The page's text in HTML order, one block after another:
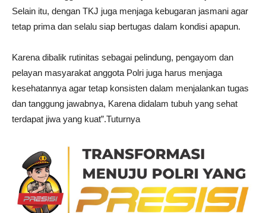
Selain itu, dengan TKJ juga menjaga kebugaran jasmani agar
tetap prima dan selalu siap bertugas dalam kondisi apapun.
Karena dibalik rutinitas sebagai pelindung, pengayom dan
pelayan masyarakat anggota Polri juga harus menjaga
kesehatannya agar tetap konsisten dalam menjalankan tugas
dan tanggung jawabnya, Karena didalam tubuh yang sehat
terdapat jiwa yang kuat”.Tuturnya